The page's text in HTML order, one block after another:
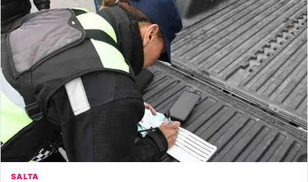
SALTA